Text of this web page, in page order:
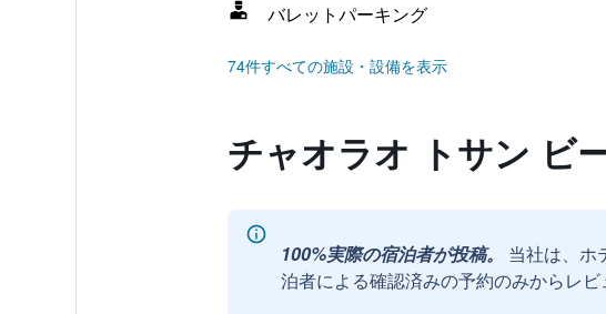
バレットパーキング
74件すべての施設・設備を表示
チャオラオ トサン ビ
100%実際の宿泊者が投稿。
当社は、ホ
泊者による確認済みの予約のみからレビ